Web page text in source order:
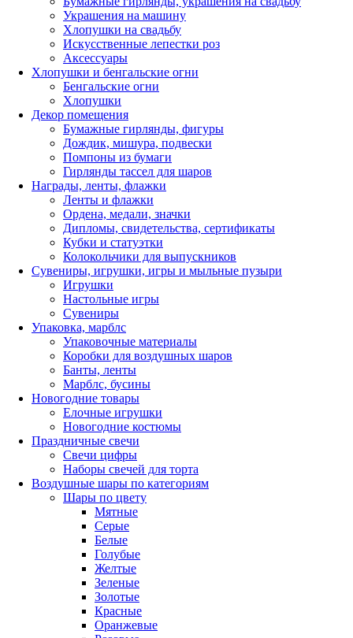
Украшения на машину
Хлопушки на свадьбу
Искусственные лепестки роз
Аксессуары
Хлопушки и бенгальские огни
Бенгальские огни
Хлопушки
Декор помещения
Бумажные гирлянды, фигуры
Дождик, мишура, подвески
Помпоны из бумаги
Гирлянды тассел для шаров
Награды, ленты, флажки
Ленты и флажки
Ордена, медали, значки
Дипломы, свидетельства, сертификаты
Кубки и статуэтки
Колокольчики для выпускников
Сувениры, игрушки, игры и мыльные пузыри
Игрушки
Настольные игры
Сувениры
Упаковка, марблс
Упаковочные материалы
Коробки для воздушных шаров
Банты, ленты
Марблс, бусины
Новогодние товары
Елочные игрушки
Новогодние костюмы
Праздничные свечи
Свечи цифры
Наборы свечей для торта
Воздушные шары по категориям
Шары по цвету
Мятные
Серые
Белые
Голубые
Желтые
Зеленые
Золотые
Красные
Оранжевые